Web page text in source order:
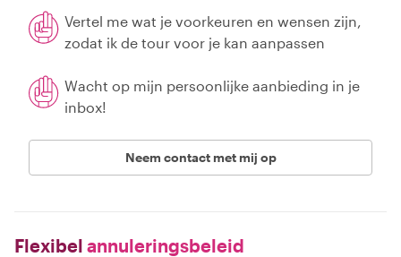
Vertel me wat je voorkeuren en wensen zijn,
zodat ik de tour voor je kan aanpassen
Wacht op mijn persoonlijke aanbieding in je
inbox!
Neem contact met mij op
Flexibel annuleringsbeleid